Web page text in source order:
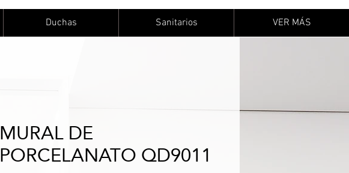
Duchas Sanitarios VER MÁS
MURAL DE
PORCELANATO QD9011